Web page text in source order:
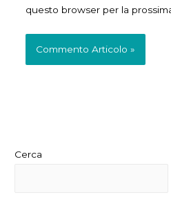
questo browser per la
Cerca